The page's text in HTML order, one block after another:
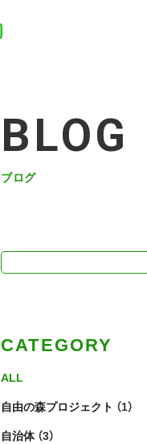
BLOG
ブログ
CATEGORY
ALL
自由の森プロジェクト （1）
自治体（3）